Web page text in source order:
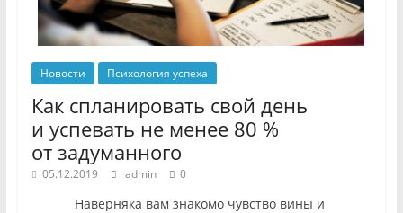
Новости Психология успеха
Как спланировать свой день
и успевать не менее 80 %
от задуманного
05.12.2019 admin 0
Наверняка вам знакомо чувство вины и